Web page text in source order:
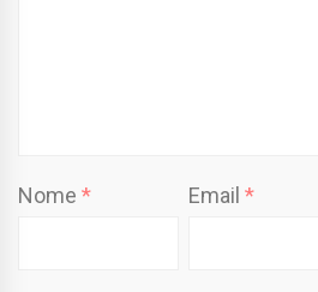
Nome * Email*